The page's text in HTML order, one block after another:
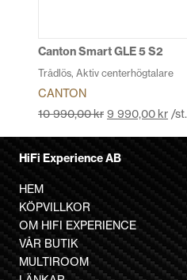
Canton Smart GLE 5 S2
Trådlös, Aktiv centerhögtalare
CANTON
10 990,00kr 9 990,00 kr /st.
HiFi Experience AB
HEM
KÖPVILLKOR
OM HIFI EXPERIENCE
VÅR BUTIK
MULTIROOM